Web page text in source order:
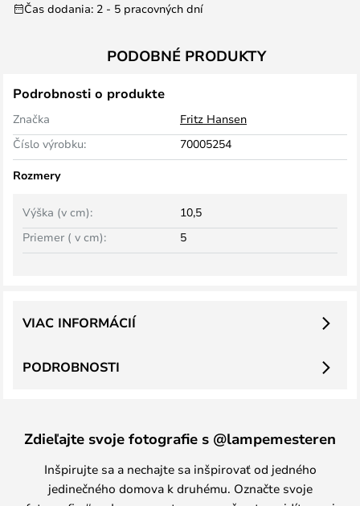
Čas dodania: 2 - 5 pracovných dní
PODOBNÉ PRODUKTY
Podrobnosti o produkte
Značka
Fritz Hansen
Číslo výrobku:
70005254
Rozmery
Výška (v cm):
10,5
Priemer ( v cm):
5
PODROBNOSTI
VIAC INFORMÁCIÍ
Zdieľajte svoje fotografie s @lampemesteren
Inšpirujte sa a nechajte sa inšpirovať od jedného
jedinečného domova k druhému. Označte svoje